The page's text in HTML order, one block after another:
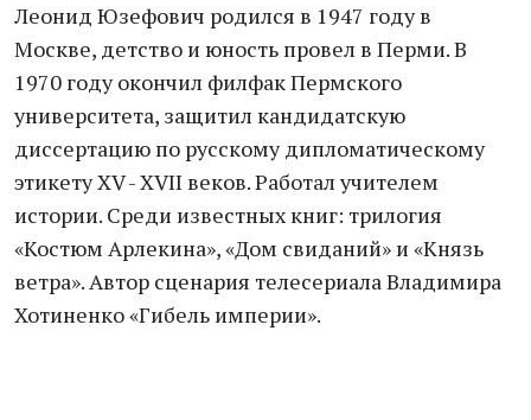
Леонид Юзефович родился в 1947 году в
Москве, детство и юность провел в Перми. В
1970 году окончил филфак Пермского
университета, защитил кандидатскую
диссертацию по русскому дипломатическому
этикету XV - XVII веков. Работал учителем
истории. Среди известных книг: трилогия
«Костюм Арлекина», «Дом свиданий» и «Князь
ветра». Автор сценария телесериала Владимира
Хотиненко «Гибель империи».